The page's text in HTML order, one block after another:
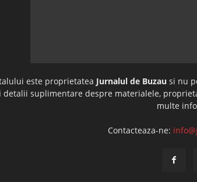
este proprietatea Jurnalul de Buzau si nu
detalii suplimentare despre materialele,
multe
Contacteaza-ne: